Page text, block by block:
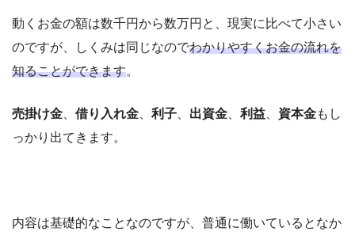
動くお金の額は数千円から数万円と、現実に比べて小さい
のですが、しくみは同じなのでわかりやすくお金の流れを
知ることができます。
売掛け金 借り入れ金 利子 出資金 利益 資本金もし
っかり出てきます。
内容は基礎的なことなのですが、普通に働いているとなか